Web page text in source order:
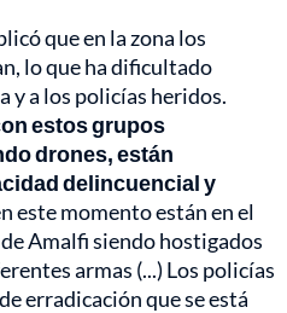
que en la zona los
lo que ha dificultado
y a los policías heridos.
estos grupos
drones, están
delincuencial y
este momento están en el
Amalfi siendo hostigados
armas (...) Los policías
erradicación que se está